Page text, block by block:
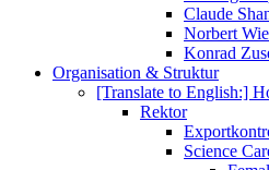
Claude
Norbert
Konrad
Organisation & Struktur
[Translate to English:]
Rektor
Science